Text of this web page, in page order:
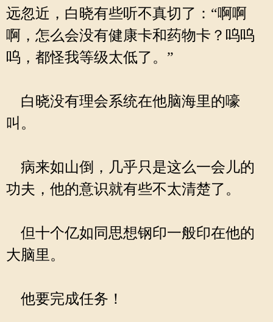
远忽近，白晓有些听不真切了：“啊啊
啊，怎么会没有健康卡和药物卡？呜呜
呜，都怪我等级太低了。”
白晓没有理会系统在他脑海里的嚎
叫。
病来如山倒，几乎只是这么一会儿的
功夫，他的意识就有些不太清楚了。
但十个亿如同思想钢印一般印在他的
大脑里。
他要完成任务！